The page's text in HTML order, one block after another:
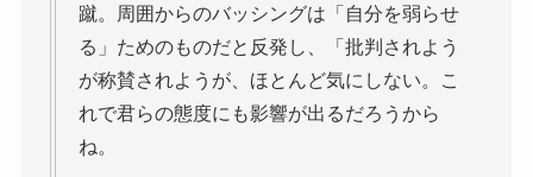
蹴。周囲からのバッシングは「自分を弱らせ
る」ためのものだと反発し、「批判されよう
が称賛されようが、ほとんど気にしない。こ
れで君らの態度にも影響が出るだろうから
ね。